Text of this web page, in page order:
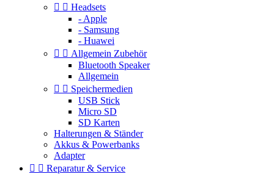
  Headsets
- Apple
- Samsung
- Huawei
  Allgemein Zubehör
Bluetooth Speaker
Allgemein
  Speichermedien
USB Stick
Micro SD
SD Karten
Halterungen & Ständer
Akkus & Powerbanks
Adapter
  Reparatur & Service